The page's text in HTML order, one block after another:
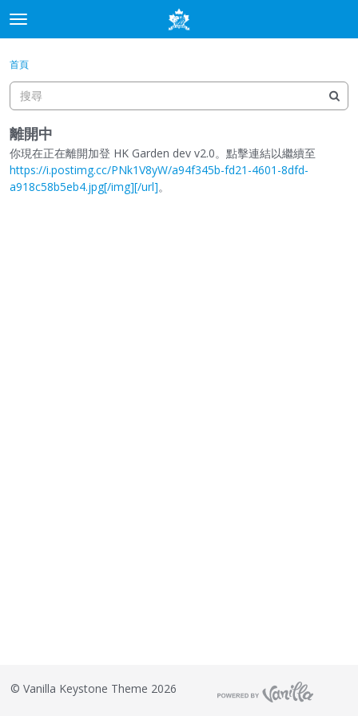
t
o
g
e
m
e
n
u
討論
最新動態
登入
首頁
離開中
你現在正在離開加登 HK Garden dev v2.0。點擊連結以繼續至
https://i.postimg.cc/PNk1V8yW/a94f345b-fd21-4601-8dfd-
a918c58b5eb4.jpg[/img][/url]。
© Vanilla Keystone Theme 2026